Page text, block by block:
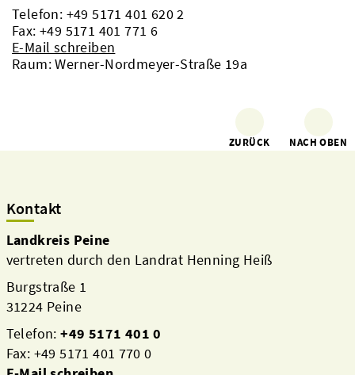
Telefon: +49 5171 401 620 2
Fax: +49 5171 401 771 6
E-Mail schreiben
Raum: Werner-Nordmeyer-Straße 19a
ZURÜCK NACH OBEN
Kontakt
Landkreis Peine
vertreten durch den Landrat Henning Heiß
Burgstraße 1
31224 Peine
Telefon:+49 5171 401 0
Fax: +49 5171 401 770 0